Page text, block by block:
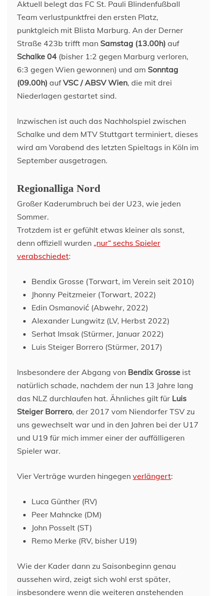
Aktuell belegt das FC St. Pauli Blindenfußball
Team verlustpunktfrei den ersten Platz,
punktgleich mit Blista Marburg. An der Derner
Straße 423b trifft man Samstag (13.00h) auf
Schalke 04 (bisher 1:2 gegen Marburg verloren,
6:3 gegen Wien gewonnen) und am Sonntag
(09.00h) aufVSC / ABSV Wien, die mit drei
Niederlagen gestartet sind.
Inzwischen ist auch das Nachholspiel zwischen
Schalke und dem MTV Stuttgart terminiert, dieses
wird am Vorabend des letzten Spieltags in Köln im
September ausgetragen.
Regionalliga Nord
Großer Kaderumbruch bei der U23, wie jeden
Sommer.
Trotzdem ist er gefühlt etwas kleiner als sonst,
denn offiziell wurden „nur“ sechs Spieler
verabschiedet:
Bendix Grosse (Torwart, im Verein seit 2010)
Jhonny Peitzmeier (Torwart, 2022)
Edin Osmanović (Abwehr, 2022)
Alexander Lungwitz (LV, Herbst 2022)
Serhat Imsak (Stürmer, Januar 2022)
Luis Steiger Borrero (Stürmer, 2017)
Insbesondere der Abgang von Bendix Grosse ist
natürlich schade, nachdem der nun 13 Jahre lang
das NLZ durchlaufen hat. Ähnliches gilt für Luis
Steiger Borrero, der 2017 vom Niendorfer TSV zu
uns gewechselt war und in den Jahren bei der U17
und U19 für mich immer einer der auffälligeren
Spieler war.
Vier Verträge wurden hingegen verlängert:
Luca Günther (RV)
Peer Mahncke (DM)
John Posselt (ST)
Remo Merke (RV, bisher U19)
Wie der Kader dann zu Saisonbeginn genau
aussehen wird, zeigt sich wohl erst später,
insbesondere wenn die weiteren anstehenden